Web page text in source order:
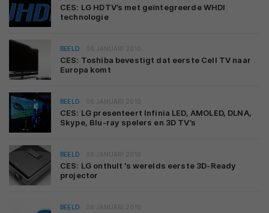
CES: LG HDTV’s met geïntegreerde WHDI
technologie
BEELD 06 JANUARI 2010
CES: Toshiba bevestigt dat eerste Cell TV naar
Europa komt
BEELD 06 JANUARI 2010
CES: LG presenteert Infinia LED, AMOLED, DLNA,
Skype, Blu-ray spelers en 3D TV’s
BEELD 06 JANUARI 2010
CES: LG onthult ’s werelds eerste 3D-Ready
projector
BEELD 06 JANUARI 2010